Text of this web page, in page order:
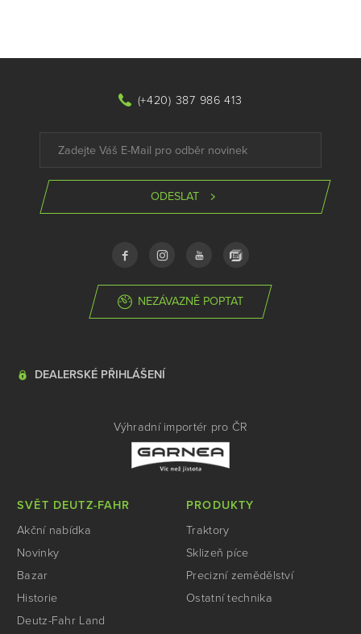
(+420) 387 986 413
ODESLAT
NEZÁVAZNĚ POPTAT
DEALERSKÉ PŘIHLÁŠENÍ
Výhradní importér pro ČR
SVĚT DEUTZ-FAHR
Akční nabídka
Novinky
Bazar
Historie
Deutz-Fahr Land
PRODUKTY
Traktory
Sklizeň píce
Precizní zemědělství
Ostatní technika